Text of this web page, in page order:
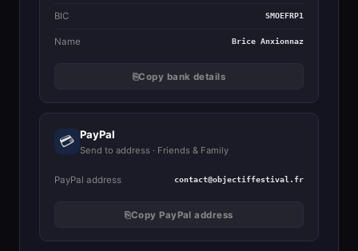
BIC SMOEFRP1
Name Brice Anxionnaz
⎘Copy bank details
💳 PayPal
Send to address · Friends & Family
PayPal address contact@objectiffestival.fr
⎘Copy PayPal address